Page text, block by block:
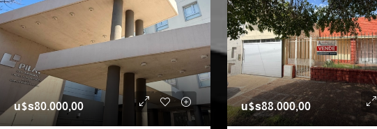
u$s80.000,00 u$s88.000,00